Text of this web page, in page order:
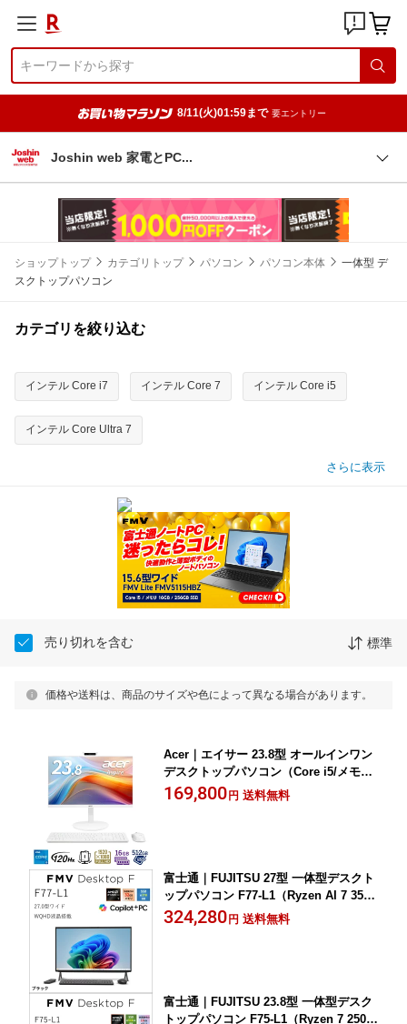
8/11(火)01:59まで 要エントリー
Joshin web 家電とPC
ショップトップ カテゴリトップ パソコン パソコン本体
一体型 デ
スクトップパソコン
カテゴリを絞り込む
インテル Core i7 インテル Core 7 インテル Core i5
インテル Core Ultra 7
さらに表示
売り切れを含む 標準
価格や送料は、商品のサイズや色によって異なる場合があります。
Acer｜エイサー 23.8型 オールインワン
デスクトップパソコン（Core i5/メモリ
16GB/SSD 512GB/Office/1年保証)(ホワ
イト) Aspire C C24-1-F56YJARE/F
169,800円 送料無料
富士通｜FUJITSU 27型 一体型デスクト
ップパソコン F77-L1（Ryzen AI 7 350/
メモリ 32GB/SSD 1TB/Blu-ray/Office）
(ブラック) FMVF77L1BA
324,280円 送料無料
富士通｜FUJITSU 23.8型 一体型デスク
トップパソコン F75-L1（Ryzen 7 250/